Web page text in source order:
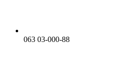
063 03-000-88